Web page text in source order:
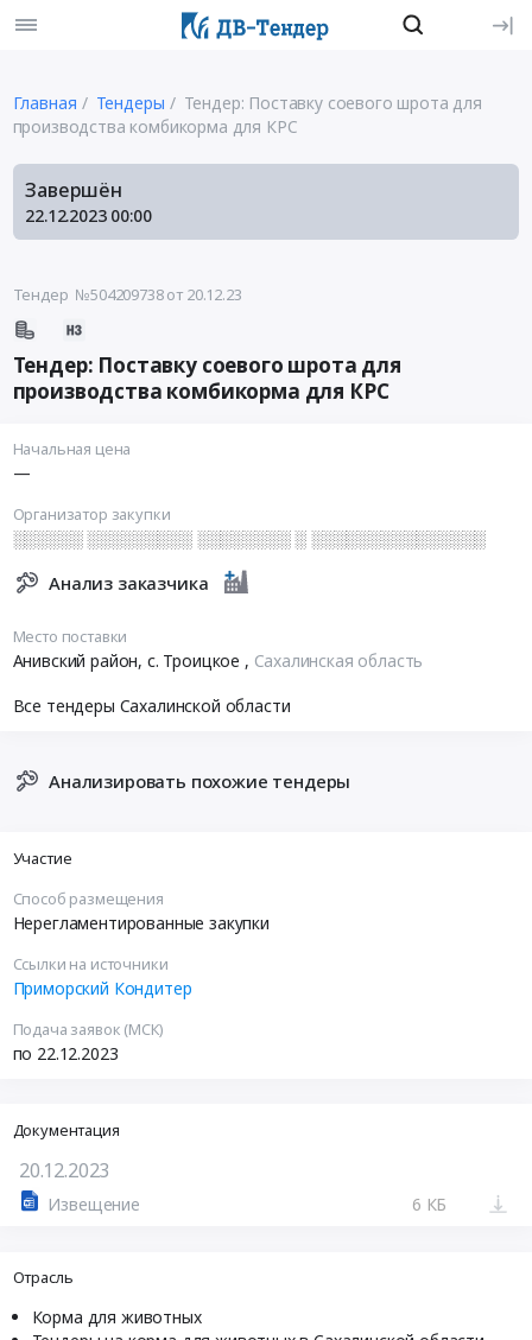
Главная Тендеры
Тендер: Поставку соевого шрота для
производства комбикорма для КРС
Завершён
22.12.2023 00:00
Тендер №504209738от 20.12.23
Тендер: Поставку соевого шрота для
производства комбикорма для КРС
Начальная цена
—
Организатор закупки
░░░░░░ ░░░░░░░░░ ░░░░░░░░ ░ ░░░░░░░░░░░░░░░
Анализ заказчика
Место поставки
Анивский район, с. Троицкое , Сахалинская область
Все тендеры Сахалинской области
Анализировать похожие тендеры
Участие
Способ размещения
Нерегламентированные закупки
Ссылки на источники
Приморский Кондитер
Подача заявок (МСК)
по 22.12.2023
Документация
20.12.2023
Извещение 6 КБ
Отрасль
Корма для животных